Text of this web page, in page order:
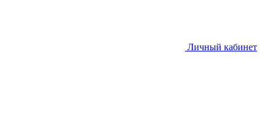
Личный кабинет